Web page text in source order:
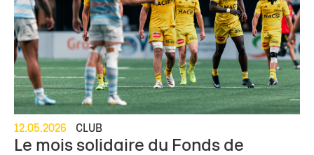
12.05.2026 CLUB
Le mois solidaire du Fonds de